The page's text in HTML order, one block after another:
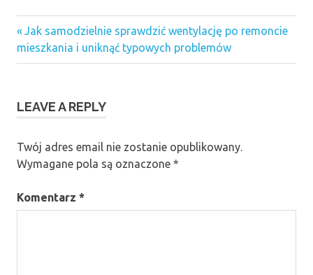
Nawigacja
wpisu
Previous
Post:
Jak samodzielnie sprawdzić wentylację po remoncie
mieszkania i uniknąć typowych problemów
LEAVE A REPLY
Twój adres email nie zostanie opublikowany.
Wymagane pola są oznaczone *
Komentarz *